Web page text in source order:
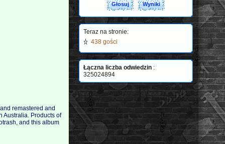
remastered and
Australia. Products of
and this album
Teraz na stronie:
438 gości
Łączna liczba odwiedzin :
325024894